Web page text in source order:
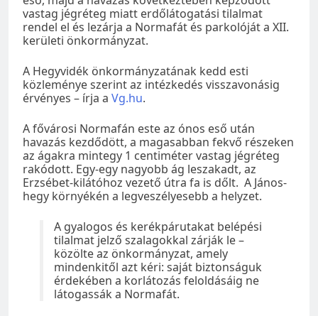
vastag jégréteg miatt erdőlátogatási tilalmat
rendel el és lezárja a Normafát és parkolóját a XII.
kerületi önkormányzat.
A Hegyvidék önkormányzatának kedd esti
közleménye szerint az intézkedés visszavonásig
érvényes – írja a Vg.hu.
A fővárosi Normafán este az ónos eső után
havazás kezdődött, a magasabban fekvő részeken
az ágakra mintegy 1 centiméter vastag jégréteg
rakódott. Egy-egy nagyobb ág leszakadt, az
Erzsébet-kilátóhoz vezető útra fa is dőlt. A János-
hegy környékén a legveszélyesebb a helyzet.
A gyalogos és kerékpárutakat belépési
tilalmat jelző szalagokkal zárják le –
közölte az önkormányzat, amely
mindenkitől azt kéri: saját biztonságuk
érdekében a korlátozás feloldásáig ne
látogassák a Normafát.